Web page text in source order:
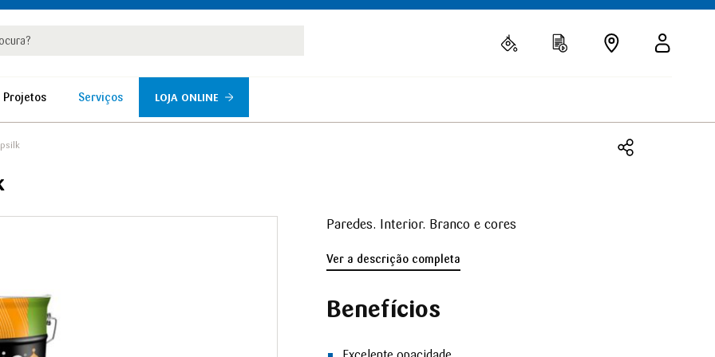
Projetos Serviços LOJA ONLINE
Paredes. Interior. Branco e cores
Ver a descrição completa
Benefícios